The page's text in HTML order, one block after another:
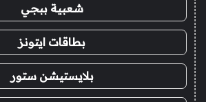
شعبية ببجي
بطاقات ايتونز
بلايستيشن ستور